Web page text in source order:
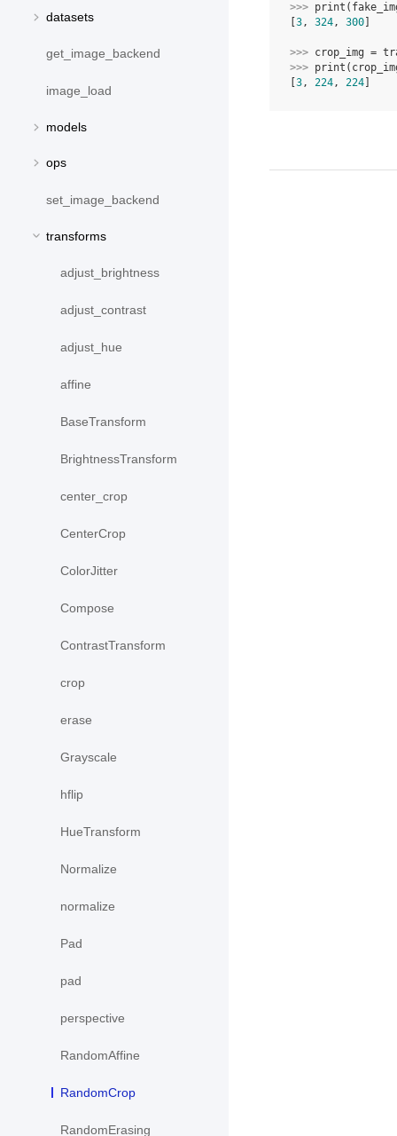
datasets
get_image_backend
image_load
models
ops
set_image_backend
transforms
adjust_brightness
adjust_contrast
adjust_hue
affine
BaseTransform
BrightnessTransform
center_crop
CenterCrop
ColorJitter
Compose
ContrastTransform
crop
erase
Grayscale
hflip
HueTransform
Normalize
normalize
Pad
pad
perspective
RandomAffine
RandomCrop
RandomErasing
>>> print (
3, 324, 300
>>> crop_img =
>>> print (
3, 224, 224